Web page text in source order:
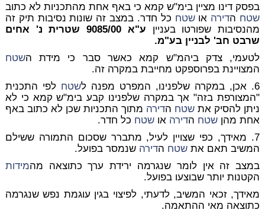
בפסק דינו מציין בימ"ש קמא כי באף אחת מהתכניות לא כתוב
שטח הדירה אושטח כל חדר. במצב זה שונות נסיבות תיק זה
מהנסיבות שפורטו בעניין
ע"א 9085/00 שטרית נ' אחים
שרבט חב' לבניין בע"מ.
לטעמי, צדק ביהמ"ש קמא כאשר סבר כי מידת השטח
המצויינת בפרוספקט מחייבת במקרה זה.
6. אכן, במקרה שלפנינו, המפרט מפנה ל
שטח לפי התכנית
"המצורפת בזה" אך במקרה שלפנינו קבע בימ"ש קמא כי לא
ניתן להסיק את שטח הדירה מתוך התכניות שכן לא כתוב באף
אחת מהן שטח הדירה או שטח כל חדר.
7. מאידך, כפי שצויין לעיל, מתברר שסכום התמורה ששילם
המשיב תאם את שטח הדירה שנמסר בפועל.
במצב זה אין לומר שנגרמה ירידת ערך כתוצאה מהמידות
הקטנות יותר שבוצעו בפועל.
מאידך, זכאי המשיב, לדעתי, לפיצוי בגין עוגמת נפש שנגרמה
כתוצאה מאי ההתאמה.